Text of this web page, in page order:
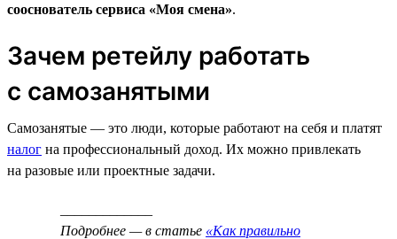
сооснователь сервиса «Моя смена».
Зачем ретейлу работать
с самозанятыми
Самозанятые — это люди, которые работают на себя и платят
налог на профессиональный доход. Их можно привлекать
на разовые или проектные задачи.
Подробнее — в статье «Как правильно